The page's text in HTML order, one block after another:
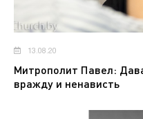
13.08.20
Митрополит Павел:
вражду и ненависть